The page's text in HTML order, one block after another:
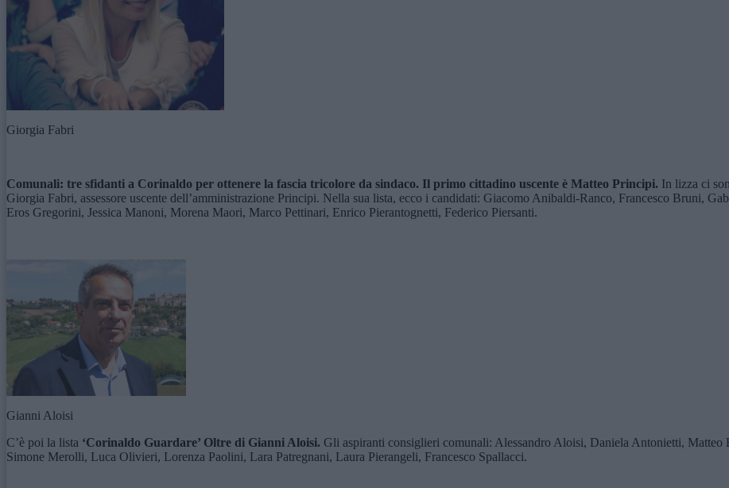
Giorgia Fabri
Comunali: tre sfidanti a Corinaldo per ottenere la fascia tricolore da sindaco. Il primo cittadino uscente è Matteo Principi. In lizza ci
Giorgia Fabri, assessore uscente dell’amministrazione Principi. Nella sua lista, ecco i candidati: Giacomo Anibaldi-Ranco, Francesco Bruni,
Eros Gregorini, Jessica Manoni, Morena Maori, Marco Pettinari, Enrico Pierantognetti, Federico Piersanti.
Gianni Aloisi
C’è poi la lista ‘Corinaldo Guardare’ Oltre di Gianni Aloisi. Gli aspiranti consiglieri comunali: Alessandro Aloisi, Daniela Antonietti,
Simone Merolli, Luca Olivieri, Lorenza Paolini, Lara Patregnani, Laura Pierangeli, Francesco Spallacci.